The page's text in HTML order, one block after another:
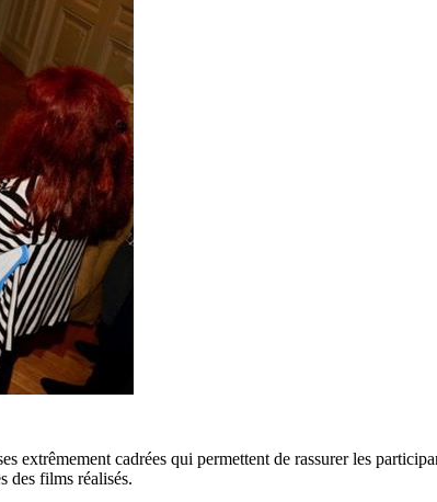
cadrées qui permettent de rassurer les
des films réalisés.